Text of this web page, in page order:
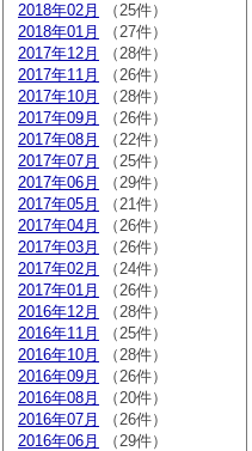
2018年02月
（25件）
2018年01月
（27件）
2017年12月
（28件）
2017年11月
（26件）
2017年10月
（28件）
2017年09月
（26件）
2017年08月
（22件）
2017年07月
（25件）
2017年06月
（29件）
2017年05月
（21件）
2017年04月
（26件）
2017年03月
（26件）
2017年02月
（24件）
2017年01月
（26件）
2016年12月
（28件）
2016年11月
（25件）
2016年10月
（28件）
2016年09月
（26件）
2016年08月
（20件）
2016年07月
（26件）
2016年06月
（29件）